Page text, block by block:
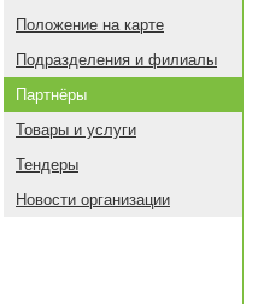
Положение на карте
Подразделения и филиалы
Партнёры
Товары и услуги
Тендеры
Новости организации